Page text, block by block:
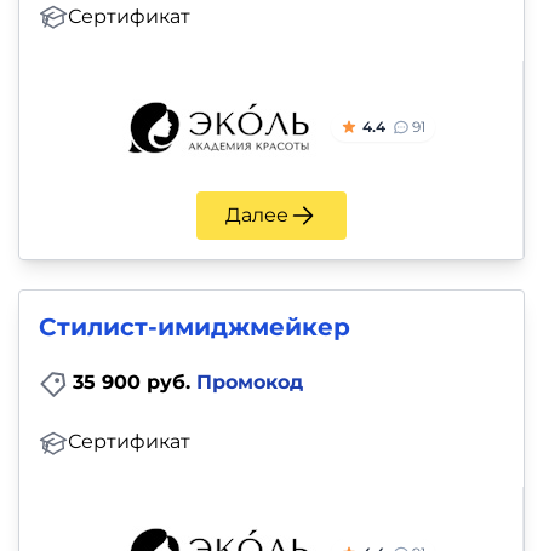
Сертификат
4.4 91
Далее
Стилист-имиджмейкер
35 900 руб. Промокод
Сертификат